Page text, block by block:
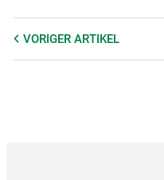
VORIGER ARTIKEL